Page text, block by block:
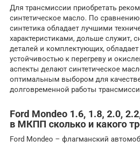
Для трансмиссии приобретать
синтетическое масло. По
синтетика обладает лучшими
характеристиками, дольше служит,
деталей и комплектующих,
устойчивостью к перегреву и
аспекты делают синтетическое
оптимальным выбором для
долговременной работы
Ford Mondeo 1.6, 1.8, 2.0,
в МКПП сколько и какого
Ford Mondeo – флагманский